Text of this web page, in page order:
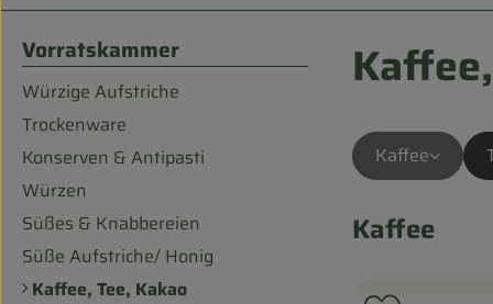
Vorratskammer
Würzige Aufstriche
Trockenware
Konserven & Antipasti
Würzen
Süßes & Knabbereien
Süße Aufstriche/ Honig
Kaffee, Tee, Kakao
Kaffee
Kaffee